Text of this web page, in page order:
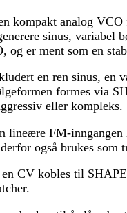
kompakt analog
sinus,
og er ment som en
en ren sinus, en
formes via
eller kompleks.
FM-
også brukes
CV kobles til